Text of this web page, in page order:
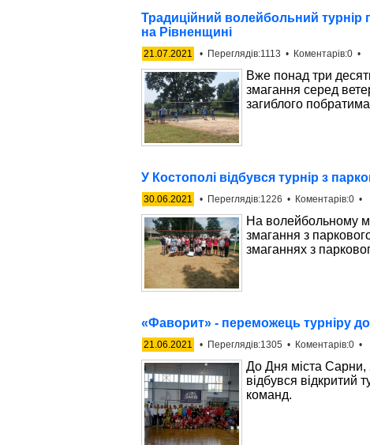
Традиційний волейбольний турнір
на Рівненщині
21.07.2021 • Переглядів:1113 • Коментарів:0 •
Вже понад три
змагання серед
загиблого
У Костополі відбувся турнір з
30.06.2021 • Переглядів:1226 • Коментарів:0 •
На волейбольному
змагання з
змаганнях з
«Фаворит» - переможець турніру
21.06.2021 • Переглядів:1305 • Коментарів:0 •
До Дня міста Сарни,
відбувся відкритий
команд.